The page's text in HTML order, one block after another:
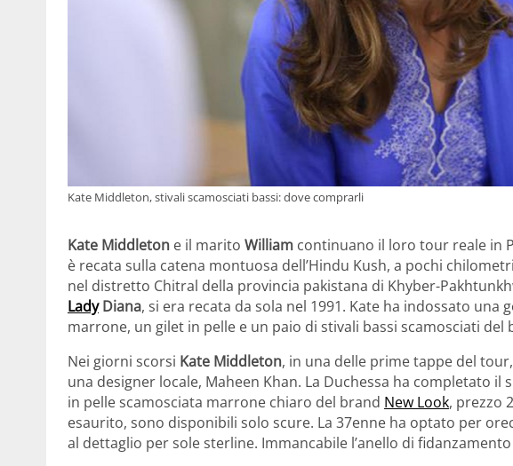
Kate Middleton, stivali scamosciati bassi: dove comprarli
Kate Middleton e il marito William continuano il loro tour reale in
è recata sulla catena montuosa dell’Hindu Kush, a pochi
nel distretto Chitral della provincia pakistana di Khyber-
LadyDiana, si era recata da sola nel 1991. Kate ha indossato una
marrone, un gilet in pelle e un paio di stivali bassi scamosciati del
Nei giorni scorsi Kate Middleton, in una delle prime tappe del
una designer locale, Maheen Khan. La Duchessa ha completato il
in pelle scamosciata marrone chiaro del brand New Look, prezzo
esaurito, sono disponibili solo scure. La 37enne ha optato per
al dettaglio per sole sterline. Immancabile l’anello di